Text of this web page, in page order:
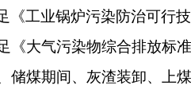
及废渣等必须妥善堆放，及时
集后清运至阿合奇县生活垃圾